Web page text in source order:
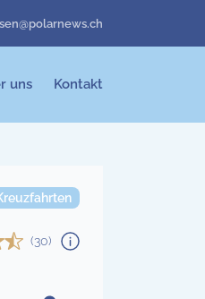
uns Kontakt
(30)